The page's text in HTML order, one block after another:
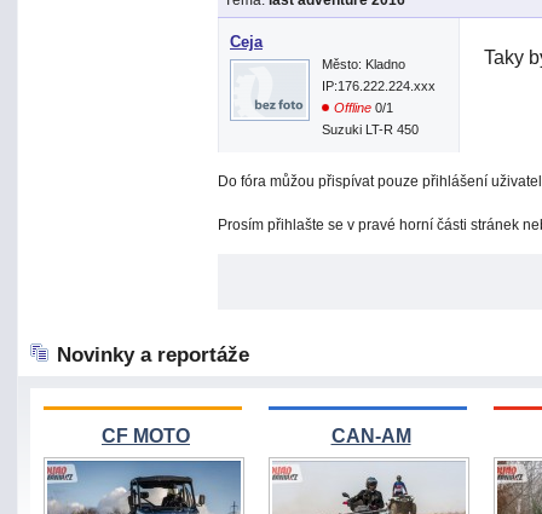
Ceja
Město: Kladno
IP:176.222.224.xxx
Offline 0/1
Suzuki LT-R 450
Taky
Do fóra můžou přispívat pouze přihlášení
Prosím přihlašte se v pravé horní části stránek
Novinky a reportáže
CF MOTO CAN-AM